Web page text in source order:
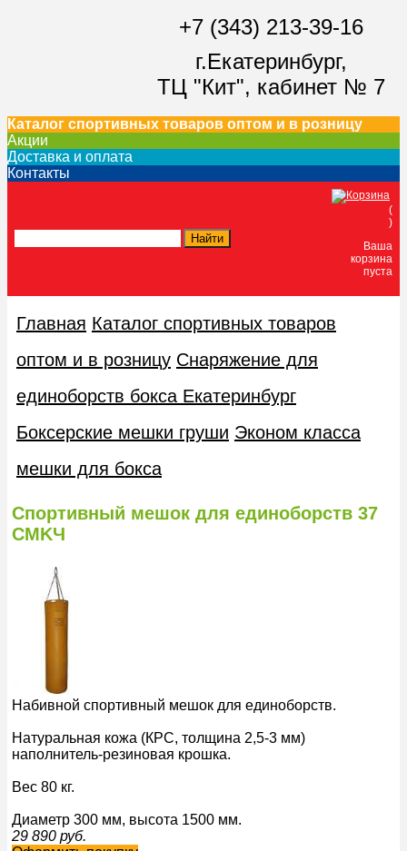
+7 (343) 213-39-16
г.Екатеринбург,
ТЦ "Кит", кабинет № 7
Каталог спортивных товаров оптом и в розницу
Акции
Доставка и оплата
Контакты
(
)
Ваша
корзина
пуста
Главная Каталог спортивных товаров
оптом и в розницу Снаряжение для
единоборств бокса Екатеринбург
Боксерские мешки груши Эконом класса
мешки для бокса
Спортивный мешок для единоборств 37
CMKЧ
Набивной спортивный мешок для единоборств.
Натуральная кожа (КРС, толщина 2,5-3 мм)
наполнитель-резиновая крошка.
Вес 80 кг.
Диаметр 300 мм, высота 1500 мм.
29 890 руб.